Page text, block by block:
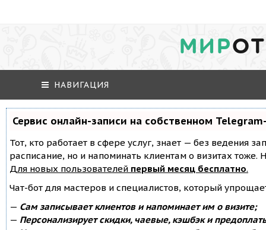
МИР
НАВИГАЦИЯ
Сервис онлайн-записи на собственном
Тот, кто работает в сфере услуг, знает — без ведения
расписание, но и напоминать клиентам о визитах
Для новых пользователей первый месяц бесплатно.
Чат-бот для мастеров и специалистов, который
— Сам записывает клиентов и напоминает им о визите;
— Персонализирует скидки, чаевые, кэшбэк и